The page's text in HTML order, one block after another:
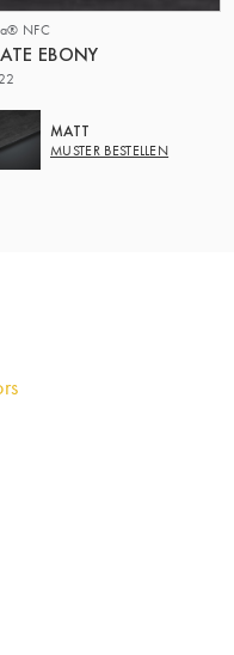
NFC
EBONY
MATT
MUSTER BESTELLEN